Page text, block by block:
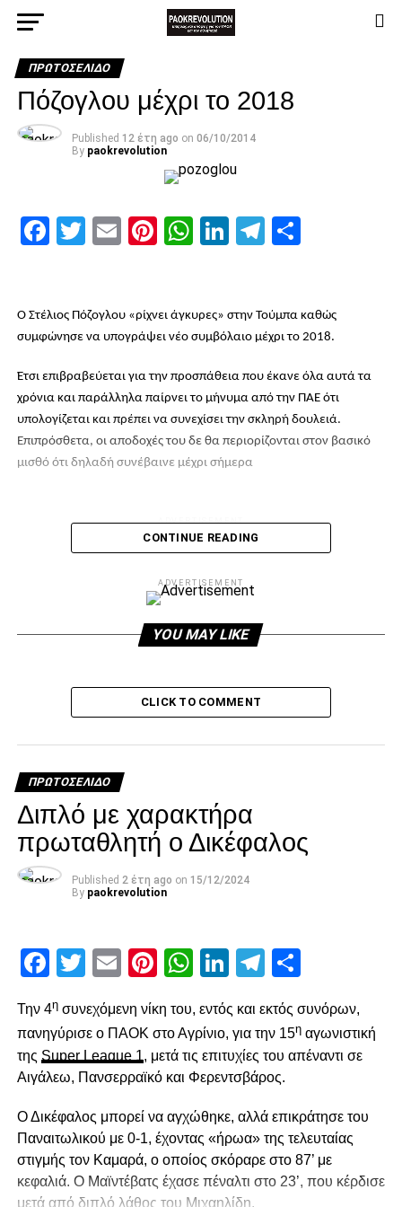
ΠΡΩΤΟΣΈΛΙΔΟ
Πόζογλου μέχρι το 2018
Published 12 έτη ago on 06/10/2014
By paokrevolution
Facebook
Twitter
EmailPinterest
WhatsApp
LinkedIn
Telegram
Ο Στέλιος Πόζογλου «ρίχνει άγκυρες» στην Τούμπα καθώς
συμφώνησε να υπογράψει νέο συμβόλαιο μέχρι το 2018.
Έτσι επιβραβεύεται για την προσπάθεια που έκανε όλα αυτά τα
χρόνια και παράλληλα παίρνει το μήνυμα από την ΠΑΕ ότι
υπολογίζεται και πρέπει να συνεχίσει την σκληρή δουλειά.
Επιπρόσθετα, οι αποδοχές του δε θα περιορίζονται στον βασικό
μισθό ότι δηλαδή συνέβαινε μέχρι σήμερα
ADVERTISEMENT
Facebook
Twitter
EmailPinterest
Δεν κατέστη συμφωνία με την Τρόικα!
paokrevolution
CONTINUE READING
ADVERTISEMENT
YOU MAY LIKE
CLICK TO COMMENT
ΠΡΩΤΟΣΈΛΙΔΟ
Διπλό με χαρακτήρα
πρωταθλητή ο Δικέφαλος
Published 2 έτη ago on 15/12/2024
By paokrevolution
Facebook
Twitter
EmailPinterest
WhatsApp
LinkedIn
Telegram
Την 4ησυνεχόμενη νίκη του, εντός και εκτός συνόρων,
πανηγύρισε ο ΠΑΟΚ στο Αγρίνιο, για την 15ηαγωνιστική
της Super League 1, μετά τις επιτυχίες του απέναντι σε
Αιγάλεω, Πανσερραϊκό και Φερεντσβάρος.
Ο Δικέφαλος μπορεί να αγχώθηκε, αλλά επικράτησε του
Παναιτωλικού με 0-1, έχοντας «ήρωα» της τελευταίας
στιγμής τον Καμαρά, ο οποίος σκόραρε στο 87’ με
κεφαλιά. Ο Μαϊντέβατς έχασε πέναλτι στο 23’, που κέρδισε
μετά από διπλό λάθος του Μιχαηλίδη.